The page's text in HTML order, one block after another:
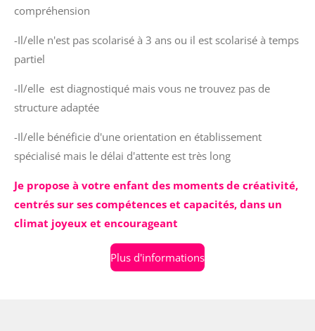
compréhension
-Il/elle n'est pas scolarisé à 3 ans ou il est scolarisé à temps
partiel
-Il/elle est diagnostiqué mais vous ne trouvez pas de
structure adaptée
-Il/elle bénéficie d'une orientation en établissement
spécialisé mais le délai d'attente est très long
Je propose à votre enfant des moments de créativité,
centrés sur ses compétences et capacités, dans un
climat joyeux et encourageant
Plus d'informations